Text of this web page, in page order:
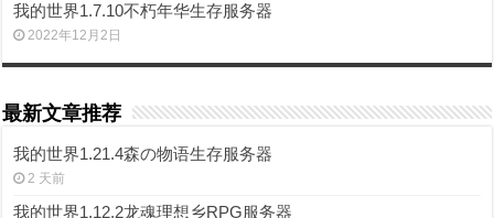
我的世界1.7.10不朽年华生存服务器
2022年12月2日
最新文章推荐
我的世界1.21.4森の物语生存服务器
2 天前
我的世界1.12.2龙魂理想乡RPG服务器